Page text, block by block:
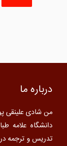
درباره ما
من شادی علینقی
تدریس و ترجمه در